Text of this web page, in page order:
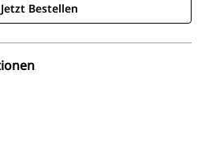
Jetzt Bestellen